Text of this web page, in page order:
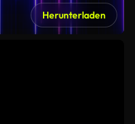
Herunterladen